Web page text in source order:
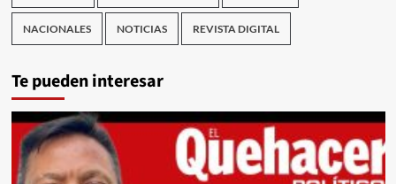
NACIONALES NOTICIAS REVISTA DIGITAL
Te pueden interesar